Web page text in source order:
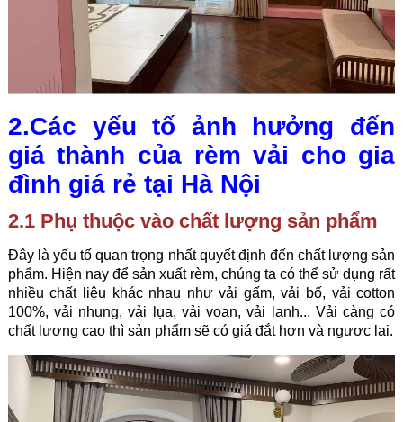
2.Các yếu tố ảnh hưởng đến
giá thành của rèm vải cho gia
đình giá rẻ tại Hà Nội
2.1 Phụ thuộc vào chất lượng sản phẩm
Đây là yếu tố quan trọng nhất quyết định đến chất lượng sản
phẩm. Hiện nay để sản xuất rèm, chúng ta có thể sử dụng rất
nhiều chất liệu khác nhau như vải gấm, vải bố, vải cotton
100%, vải nhung, vải lụa, vải voan, vải lanh... Vải càng có
chất lượng cao thì sản phẩm sẽ có giá đắt hơn và ngược lại.